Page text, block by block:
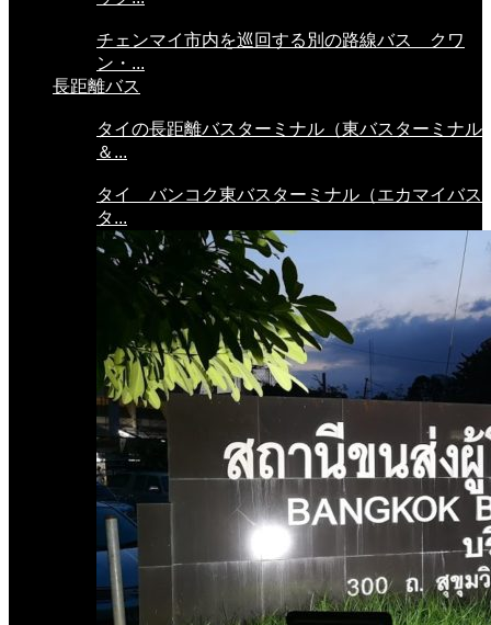
チェンマイ市内を巡回する別の路線バス クワ
ン・...
長距離バス
タイの長距離バスターミナル（東バスターミナル
＆...
タイ バンコク東バスターミナル（エカマイバス
タ...